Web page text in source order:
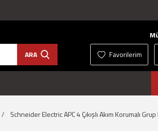
ARA
Favorilerim
Schneider Electric APC 4 Çıkışlı Akım Korumalı